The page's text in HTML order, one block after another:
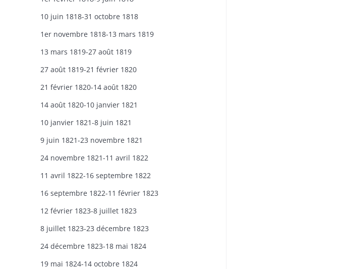
10 juin 1818-31 octobre 1818
1er novembre 1818-13 mars 1819
13 mars 1819-27 août 1819
27 août 1819-21 février 1820
21 février 1820-14 août 1820
14 août 1820-10 janvier 1821
10 janvier 1821-8 juin 1821
9 juin 1821-23 novembre 1821
24 novembre 1821-11 avril 1822
11 avril 1822-16 septembre 1822
16 septembre 1822-11 février 1823
12 février 1823-8 juillet 1823
8 juillet 1823-23 décembre 1823
24 décembre 1823-18 mai 1824
19 mai 1824-14 octobre 1824